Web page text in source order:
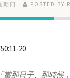
期四 POSTED BY
20
當那日子、那時候